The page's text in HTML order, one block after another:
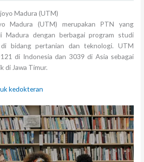
Madura (UTM)
Madura (UTM) merupakan PTN yang
Madura dengan berbagai program studi
bidang pertanian dan teknologi. UTM
di Indonesia dan 3039 di Asia sebagai
di Jawa Timur.
kedokteran